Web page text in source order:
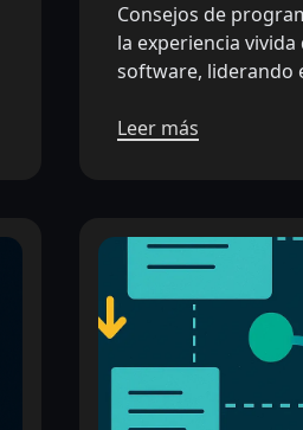
Consejos de
la experiencia
software, liderando
Leer más